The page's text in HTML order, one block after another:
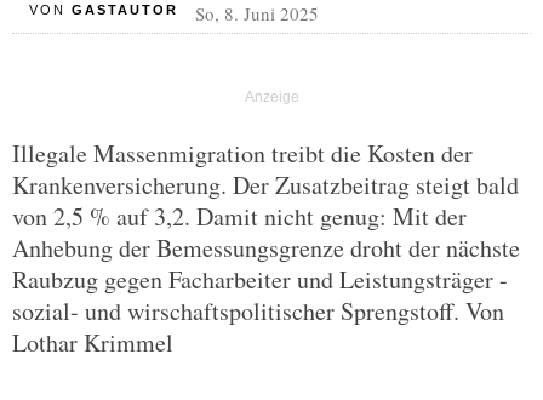
VON GASTAUTOR So, 8. Juni 2025
Illegale Massenmigration treibt die Kosten der
Krankenversicherung. Der Zusatzbeitrag steigt bald
von 2,5 % auf 3,2. Damit nicht genug: Mit der
Anhebung der Bemessungsgrenze droht der nächste
Raubzug gegen Facharbeiter und Leistungsträger -
sozial- und wirschaftspolitischer Sprengstoff. Von
Lothar Krimmel